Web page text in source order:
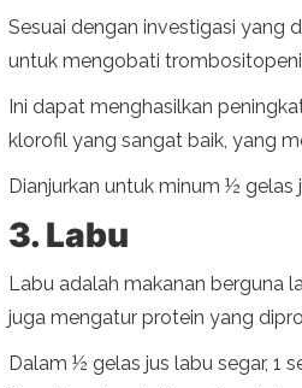
Sesuai dengan investigasi yang
untuk mengobati
Ini dapat menghasilkan
klorofil yang sangat baik, yang
Dianjurkan untuk minum ½
3. Labu
Labu adalah makanan berguna
juga mengatur protein yang
Dalam ½ gelas jus labu segar, 1